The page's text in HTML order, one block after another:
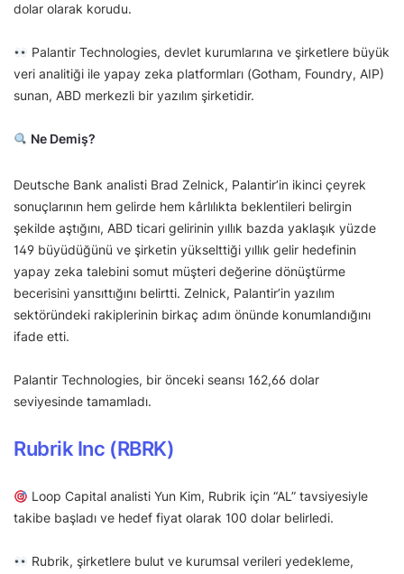
dolar olarak korudu.
Palantir Technologies, devlet kurumlarına ve şirketlere büyük
veri analitiği ile yapay zeka platformları (Gotham, Foundry, AIP)
sunan, ABD merkezli bir yazılım şirketidir.
Ne Demiş?
Deutsche Bank analisti Brad Zelnick, Palantir’in ikinci çeyrek
sonuçlarının hem gelirde hem kârlılıkta beklentileri belirgin
şekilde aştığını, ABD ticari gelirinin yıllık bazda yaklaşık yüzde
149 büyüdüğünü ve şirketin yükselttiği yıllık gelir hedefinin
yapay zeka talebini somut müşteri değerine dönüştürme
becerisini yansıttığını belirtti. Zelnick, Palantir’in yazılım
sektöründeki rakiplerinin birkaç adım önünde konumlandığını
ifade etti.
Palantir Technologies, bir önceki seansı 162,66 dolar
seviyesinde tamamladı.
Rubrik Inc (RBRK)
Loop Capital analisti Yun Kim, Rubrik için “AL” tavsiyesiyle
takibe başladı ve hedef fiyat olarak 100 dolar belirledi.
Rubrik, şirketlere bulut ve kurumsal verileri yedekleme,